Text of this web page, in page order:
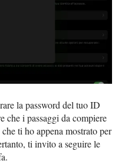
la password del tuo ID
che i passaggi da compiere
ti ho appena mostrato per
ti invito a seguire le